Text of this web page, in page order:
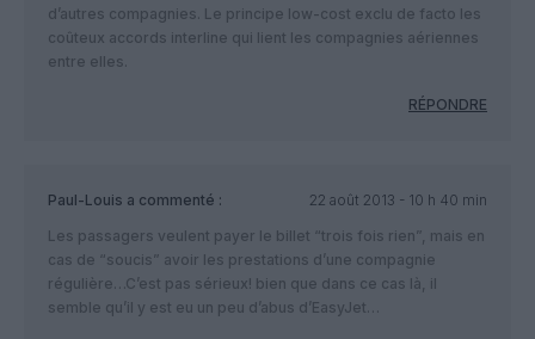
d’autres compagnies. Le principe low-cost exclu de facto les
coûteux accords interline qui lient les compagnies aériennes
entre elles.
RÉPONDRE
Paul-Louis a commenté :
22 août 2013 - 10 h 40 min
Les passagers veulent payer le billet “trois fois rien”, mais en
cas de “soucis” avoir les prestations d’une compagnie
régulière…C’est pas sérieux! bien que dans ce cas là, il
semble qu’il y est eu un peu d’abus d’EasyJet…